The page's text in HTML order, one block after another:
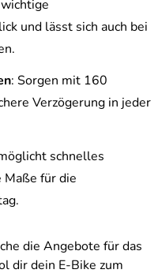
und lässt sich auch bei
: Sorgen mit 160
Verzögerung in jeder
schnelles
Maße für die
die Angebote für das
dir dein E-Bike zum